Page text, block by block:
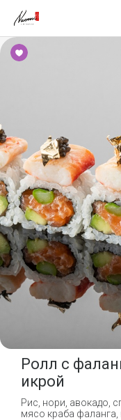
Ролл с
икрой
Рис, нори, авокадо,
мясо краба фаланга,